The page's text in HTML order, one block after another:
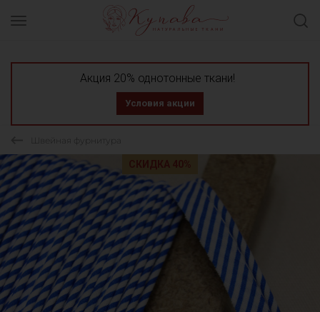
Акция 20% однотонные ткани!
Условия акции
Швейная фурнитура